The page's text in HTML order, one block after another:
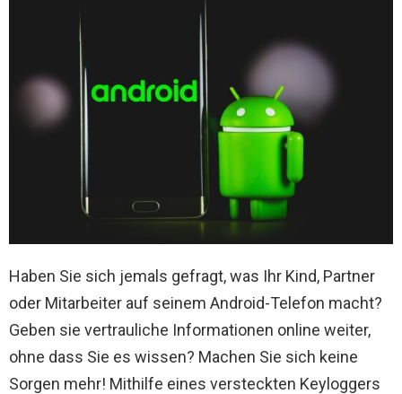
Haben Sie sich jemals gefragt, was Ihr Kind, Partner
oder Mitarbeiter auf seinem Android-Telefon macht?
Geben sie vertrauliche Informationen online weiter,
ohne dass Sie es wissen? Machen Sie sich keine
Sorgen mehr! Mithilfe eines versteckten Keyloggers